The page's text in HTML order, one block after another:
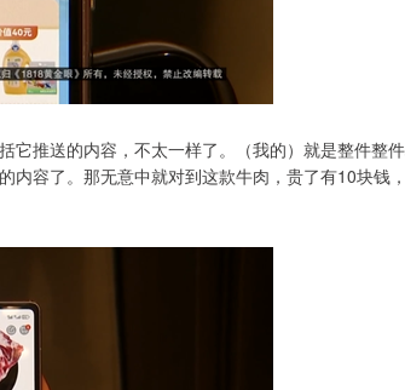
推送的内容，不太一样了。（我的）就是整件整
内容了。那无意中就对到这款牛肉，贵了有10块钱